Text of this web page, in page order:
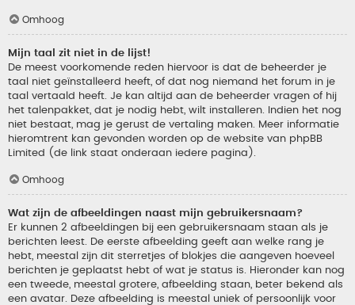
Omhoog
Mijn taal zit niet in de lijst!
De meest voorkomende reden hiervoor is dat de beheerder je
taal niet geïnstalleerd heeft, of dat nog niemand het forum in je
taal vertaald heeft. Je kan altijd aan de beheerder vragen of hij
het talenpakket, dat je nodig hebt, wilt installeren. Indien het nog
niet bestaat, mag je gerust de vertaling maken. Meer informatie
hieromtrent kan gevonden worden op de website van phpBB
Limited (de link staat onderaan iedere pagina).
Omhoog
Wat zijn de afbeeldingen naast mijn gebruikersnaam?
Er kunnen 2 afbeeldingen bij een gebruikersnaam staan als je
berichten leest. De eerste afbeelding geeft aan welke rang je
hebt, meestal zijn dit sterretjes of blokjes die aangeven hoeveel
berichten je geplaatst hebt of wat je status is. Hieronder kan nog
een tweede, meestal grotere, afbeelding staan, beter bekend als
een avatar. Deze afbeelding is meestal uniek of persoonlijk voor